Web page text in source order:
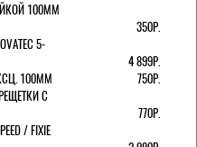
100ММ
350Р.
5-
4 899Р.
100ММ
750Р.
С
770Р.
/ FIXIE